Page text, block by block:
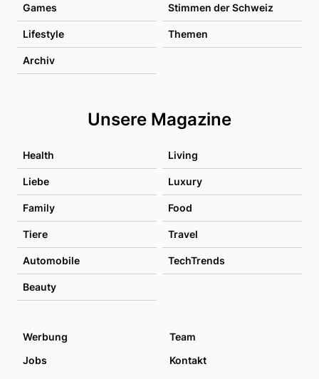
Games Stimmen der Schweiz
Lifestyle Themen
Archiv
Unsere Magazine
Health Living
Liebe Luxury
Family Food
Tiere Travel
Automobile TechTrends
Beauty
Werbung
Team
Jobs
Kontakt